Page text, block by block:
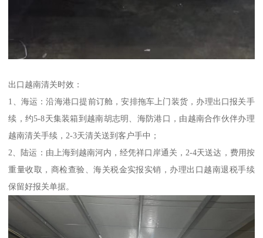
出口越南清关时效：
1、海运：沿海港口提前订舱，安排拖车上门装货，办理出口报关手
续，约5-8天集装箱到越南胡志明、海防港口，由越南合作伙伴办理
越南清关手续，2-3天清关送到客户手中；
2、陆运：由上海到越南河内，经凭祥口岸通关，2-4天送达，费用按
重量收取，商检查验、海关税金实报实销，办理出口越南退税手续
保留好报关单据。